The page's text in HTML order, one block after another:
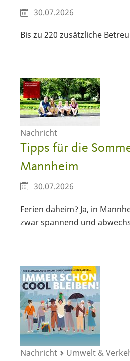
30.07.2026
Bis zu 220 zusätzliche
Nachricht
Tipps für die
Mannheim
30.07.2026
Ferien daheim? Ja, in
zwar spannend und
Nachricht Umwelt &